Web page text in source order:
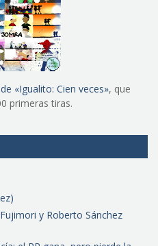
«Igualito: Cien veces», que
primeras tiras.
y Roberto Sánchez